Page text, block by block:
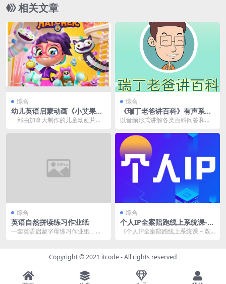
相关文章
综合
幼儿英语启蒙动画《小艾果与
绒绒宝 Abby Hatcher》
一部由加拿大制作的儿童动画片，
综合
《瑞丁老爸讲百科》有声系列
合辑
以音频形式讲解各类百科问答和故
活常识等主题，围绕儿...
综合
英语自然拼读练习作业纸
一套英语启蒙字母练习作业纸，科
综合
个人IP全案陪跑线上系统课-双
域闭环落地实操课
《个人IP全案陪跑线上系统课 – 双
Copyright © 2021 itcode- All rights reserved